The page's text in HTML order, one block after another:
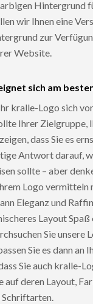
Hintergrund
wir Ihnen eine
zur
Website.
sich am
kralle-Logo sich
Ihrer Zielgruppe,
dass Sie es
Antwort darauf,
sollte – aber
Logo vermitteln
Eleganz und
Layout
Sie unsere
Sie es dann an
Sie auch kralle-
auf deren Layout,